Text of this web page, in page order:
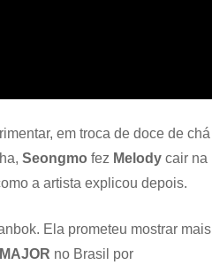
em troca de doce de chá
Seongmo fez Melody cair na
a artista explicou depois.
Ela prometeu mostrar mais
no Brasil por